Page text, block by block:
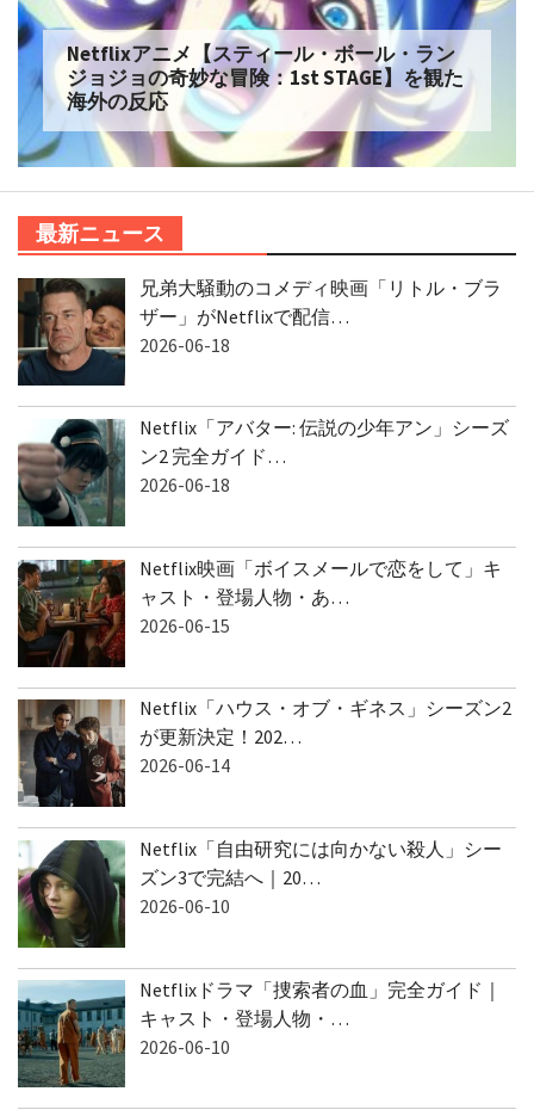
Netflixアニメ【スティール・ボール・ラン
ジョジョの奇妙な冒険：1st STAGE】を観た
海外の反応
最新ニュース
兄弟大騒動のコメディ映画「リトル・ブラ
ザー」がNetflixで配信…
2026-06-18
Netflix「アバター: 伝説の少年アン」シーズ
ン2 完全ガイド…
2026-06-18
Netflix映画「ボイスメールで恋をして」キ
ャスト・登場人物・あ…
2026-06-15
Netflix「ハウス・オブ・ギネス」シーズン2
が更新決定！202…
2026-06-14
Netflix「自由研究には向かない殺人」シー
ズン3で完結へ｜20…
2026-06-10
Netflixドラマ「捜索者の血」完全ガイド｜
キャスト・登場人物・…
2026-06-10